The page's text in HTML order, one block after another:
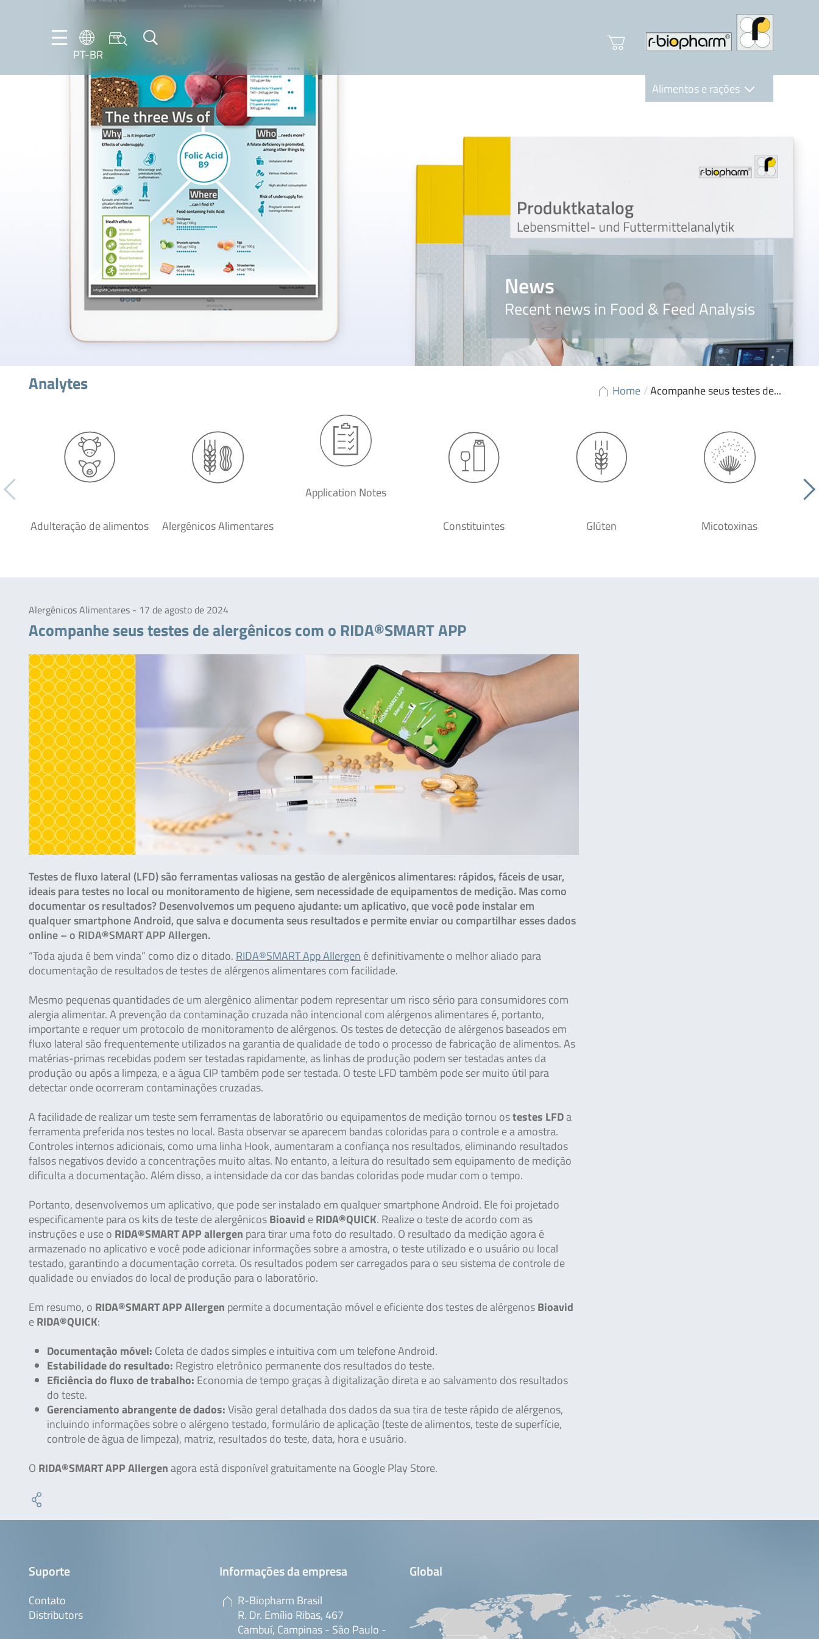
PT-BR
FR
EN
IT
PT-
Alimentos e rações
Nutrition Care
News
Recent news in Food & Feed Analysis
Home /Acompanhe seus testes de...
Analytes
Adulteração de alimentos Alergênicos Alimentares
Application Notes
Constituintes Glúten Micotoxinas
Alergênicos Alimentares - 17 de agosto de 2024
Acompanhe seus testes de alergênicos com o RIDA®SMART APP
Testes de fluxo lateral (LFD) são ferramentas valiosas na gestão de alergênicos alimentares: rápidos, fáceis de usar,
ideais para testes no local ou monitoramento de higiene, sem necessidade de equipamentos de medição. Mas como
documentar os resultados? Desenvolvemos um pequeno ajudante: um aplicativo, que você pode instalar em
qualquer smartphone Android, que salva e documenta seus resultados e permite enviar ou compartilhar esses dados
online – o RIDA®SMART APP Allergen.
“Toda ajuda é bem vinda” como diz o ditado. RIDA®SMART App Allergen é definitivamente o melhor aliado para
documentação de resultados de testes de alérgenos alimentares com facilidade.
Mesmo pequenas quantidades de um alergênico alimentar podem representar um risco sério para consumidores com
alergia alimentar. A prevenção da contaminação cruzada não intencional com alérgenos alimentares é, portanto,
importante e requer um protocolo de monitoramento de alérgenos. Os testes de detecção de alérgenos baseados em
fluxo lateral são frequentemente utilizados na garantia de qualidade de todo o processo de fabricação de alimentos. As
matérias-primas recebidas podem ser testadas rapidamente, as linhas de produção podem ser testadas antes da
produção ou após a limpeza, e a água CIP também pode ser testada. O teste LFD também pode ser muito útil para
detectar onde ocorreram contaminações cruzadas.
A facilidade de realizar um teste sem ferramentas de laboratório ou equipamentos de medição tornou ostestes LFDa
ferramenta preferida nos testes no local. Basta observar se aparecem bandas coloridas para o controle e a amostra.
Controles internos adicionais, como uma linha Hook, aumentaram a confiança nos resultados, eliminando resultados
falsos negativos devido a concentrações muito altas. No entanto, a leitura do resultado sem equipamento de medição
dificulta a documentação. Além disso, a intensidade da cor das bandas coloridas pode mudar com o tempo.
Portanto, desenvolvemos um aplicativo, que pode ser instalado em qualquer smartphone Android. Ele foi projetado
especificamente para os kits de teste de alergênicosBioavid eRIDA®QUICK. Realize o teste de acordo com as
instruções e use o RIDA®SMART APP allergen para tirar uma foto do resultado. O resultado da medição agora é
armazenado no aplicativo e você pode adicionar informações sobre a amostra, o teste utilizado e o usuário ou local
testado, garantindo a documentação correta. Os resultados podem ser carregados para o seu sistema de controle de
qualidade ou enviados do local de produção para o laboratório.
Em resumo, o RIDA®SMART APP Allergen permite a documentação móvel e eficiente dos testes de alérgenosBioavid
eRIDA®QUICK:
Documentação móvel: Coleta de dados simples e intuitiva com um telefone Android.
Estabilidade do resultado: Registro eletrônico permanente dos resultados do teste.
Eficiência do fluxo de trabalho: Economia de tempo graças à digitalização direta e ao salvamento dos resultados
do teste.
Gerenciamento abrangente de dados:Visão geral detalhada dos dados da sua tira de teste rápido de alérgenos,
incluindo informações sobre o alérgeno testado, formulário de aplicação (teste de alimentos, teste de superfície,
controle de água de limpeza), matriz, resultados do teste, data, hora e usuário.
O RIDA®SMART APP Allergenagora está disponível gratuitamente na Google Play Store.
Suporte
Contato
Distributors
Informações da empresa
R-Biopharm Brasil
R. Dr. Emílio Ribas, 467
Cambuí, Campinas - São Paulo -
Global